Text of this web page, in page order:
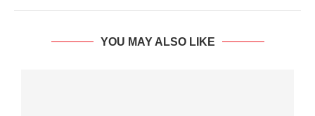
YOU MAY ALSO LIKE